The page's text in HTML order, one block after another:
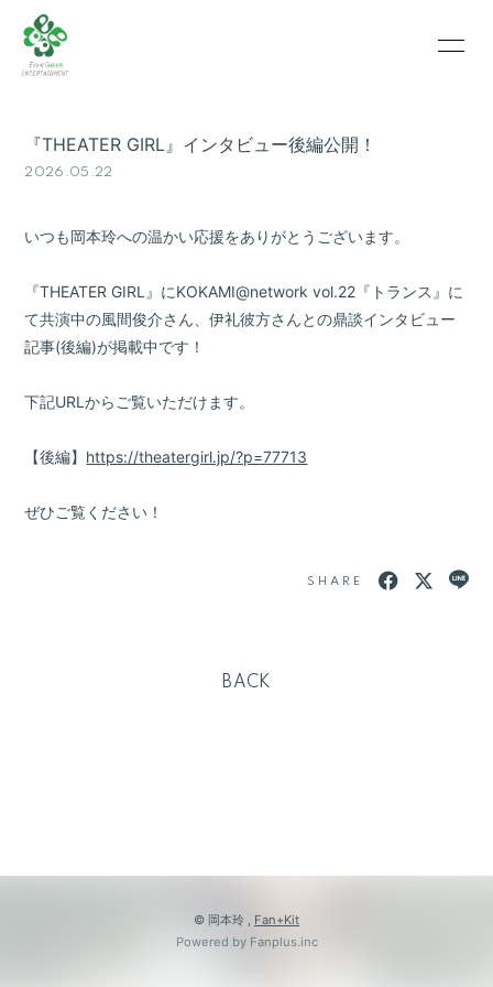
SCHEDULE PROFILE
『THEATER GIRL』インタビュー後編公開！
2026.05.22
いつも岡本玲への温かい応援をありがとうございます。
『THEATER GIRL』にKOKAMI@network vol.22『トランス』に
て共演中の風間俊介さん、伊礼彼方さんとの鼎談インタビュー
記事(後編)が掲載中です！
下記URLからご覧いただけます。
【後編】 https://theatergirl.jp/?p=77713
ぜひご覧ください！
SHARE
BACK
© 岡本玲 , Fan+Kit
Powered by Fanplus.inc